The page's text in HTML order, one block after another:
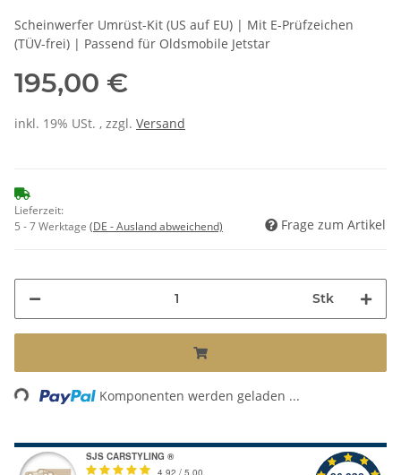
Scheinwerfer Umrüst-Kit (US auf EU) | Mit E-Prüfzeichen
(TÜV-frei) | Passend für Oldsmobile Jetstar
195,00 €
inkl. 19% USt. , zzgl. Versand
Lieferzeit:
5 - 7 Werktage (DE - Ausland abweichend) Frage zum Artikel
Stk
Loading... Komponenten werden geladen ...